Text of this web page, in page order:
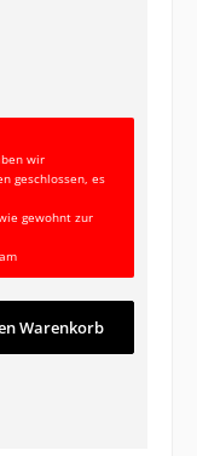
wir
geschlossen, es
gewohnt zur
oder benutze die
Warenkorb